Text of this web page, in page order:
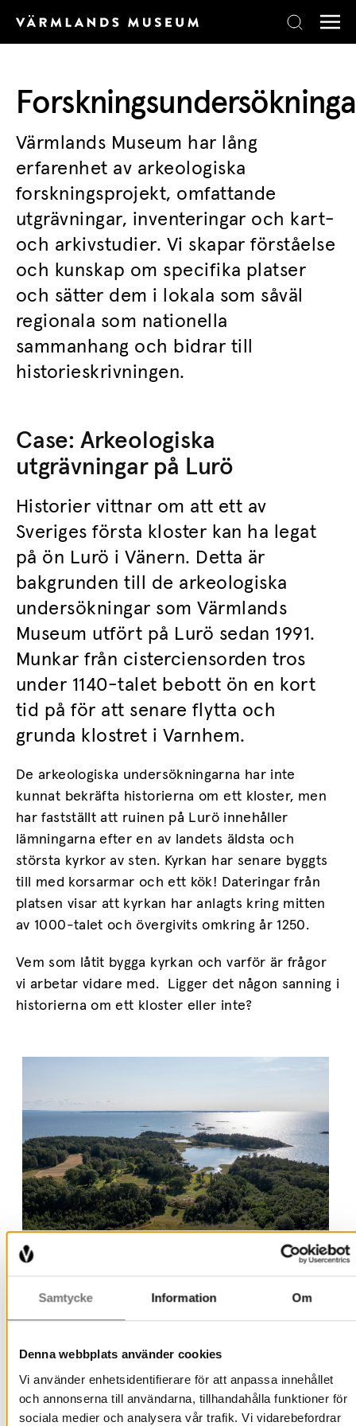
Samtycke Information Om
Denna webbplats använder cookies
Vi använder enhetsidentifierare för att anpassa innehållet
och annonserna till användarna, tillhandahålla funktioner för
sociala medier och analysera vår trafik. Vi vidarebefordrar
Värmlands Museum har lång
erfarenhet av arkeologiska
forskningsprojekt, omfattande
utgrävningar, inventeringar och kart-
och arkivstudier. Vi skapar förståelse
och kunskap om specifika platser
och sätter dem i lokala som såväl
regionala som nationella
sammanhang och bidrar till
historieskrivningen.
Case: Arkeologiska
utgrävningar på Lurö
Historier vittnar om att ett av
Sveriges första kloster kan ha legat
på ön Lurö i Vänern. Detta är
bakgrunden till de arkeologiska
undersökningar som Värmlands
Museum utfört på Lurö sedan 1991.
Munkar från cisterciensorden tros
under 1140-talet bebott ön en kort
tid på för att senare flytta och
grunda klostret i Varnhem.
De arkeologiska undersökningarna har inte
kunnat bekräfta historierna om ett kloster, men
har fastställt att ruinen på Lurö innehåller
lämningarna efter en av landets äldsta och
största kyrkor av sten. Kyrkan har senare byggts
till med korsarmar och ett kök! Dateringar från
platsen visar att kyrkan har anlagts kring mitten
av 1000-talet och övergivits omkring år 1250.
Vem som låtit bygga kyrkan och varför är frågor
vi arbetar vidare med. Ligger det någon sanning i
historierna om ett kloster eller inte?
Lurö 2021.
Fynd visar att man bott på Lurö
redan under stenåldern.